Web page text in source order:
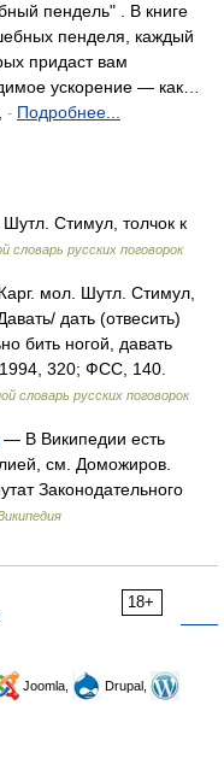
пендель" . В книге
пенделя, каждый
придаст вам
ускорение — как…
- Подробнее...
Стимул, толчок к
словарь русских поговорок
мол. Шутл. Стимул,
дать (отвесить)
бить ногой, давать
320; ФСС, 140.
словарь русских поговорок
— В Википедии есть
см. Доможиров.
Законодательного
18+
Joomla,
Drupal,